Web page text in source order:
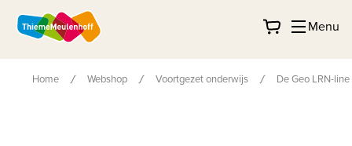
Menu
Home Webshop Voortgezet onderwijs De Geo LRN-